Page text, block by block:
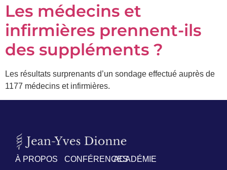
Les médecins et
infirmières prennent-ils
des suppléments ?
Les résultats surprenants d’un sondage effectué auprès de
1177 médecins et infirmières.
À PROPOS
CONFÉRENCESACADÉMIE
mon
pdf
"BONS
GRAS,
MAUVAIS
GRAS"
vous
incrivant
Prénom
*